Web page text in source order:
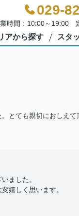
029-
時間：10:00～19:00
アから探す スタ
とても親切におしえ
ました。
嬉しく思います。